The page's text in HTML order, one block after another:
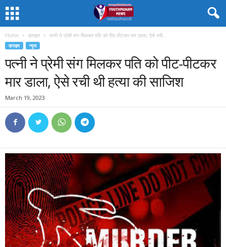
Home क्राइम पत्नी ने प्रेमी संग मिलकर पति को पीट-पीटकर मार डाला, ऐसे रची...
क्राइम न्यूज
पत्नी ने प्रेमी संग मिलकर पति को पीट-पीटकर
मार डाला, ऐसे रची थी हत्या की साजिश
March 19, 2023